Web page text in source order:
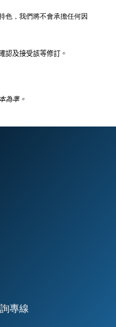
色，我們將不會承擔任何因
認及接受該等修訂。
為準。
專線